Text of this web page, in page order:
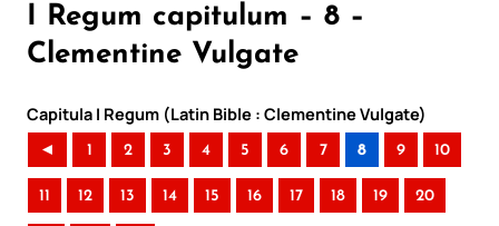
I Regum capitulum – 8 –
Clementine Vulgate
Capitula I Regum (Latin Bible : Clementine Vulgate)
◄ 1 2 3 4 5 6 7 8 9 10
11 12 13 14 15 16 17 18 19 20